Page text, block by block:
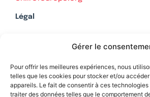
Gérer le
Pour offrir les meilleures expériences, nous
telles que les cookies pour stocker et/ou
appareils. Le fait de consentir à ces
traiter des données telles que le comportement
Légal
Politique de confidentialité